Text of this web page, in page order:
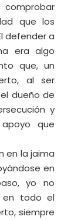
que los
defender a
era algo
que, un
al ser
dueño de
y
que
en la jaima
en
yo no
en todo el
siempre